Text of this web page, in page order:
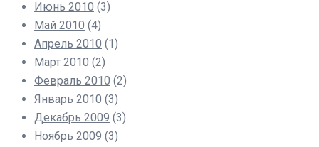
Июнь 2010 (3)
Май 2010 (4)
Апрель 2010 (1)
Март 2010 (2)
Февраль 2010 (2)
Январь 2010 (3)
Декабрь 2009 (3)
Ноябрь 2009 (3)